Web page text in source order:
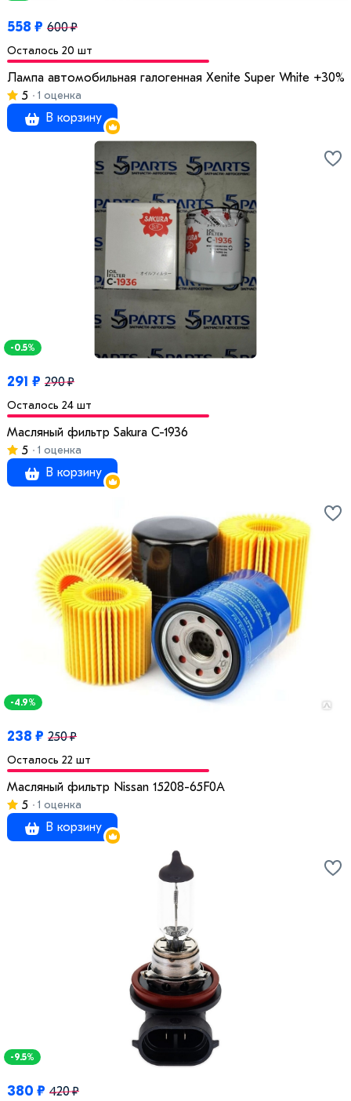
558 ₽ 600 ₽
Осталось 20 шт
Лампа автомобильная галогенная Xenite Super White +30%
5
1 оценка
В корзину
-0.5%
291 ₽ 290 ₽
Осталось 24 шт
Масляный фильтр Sakura C-1936
5
1 оценка
В корзину
-4.9%
238 ₽ 250 ₽
Осталось 22 шт
Масляный фильтр Nissan 15208-65F0A
5
1 оценка
В корзину
-9.5%
380 ₽ 420 ₽